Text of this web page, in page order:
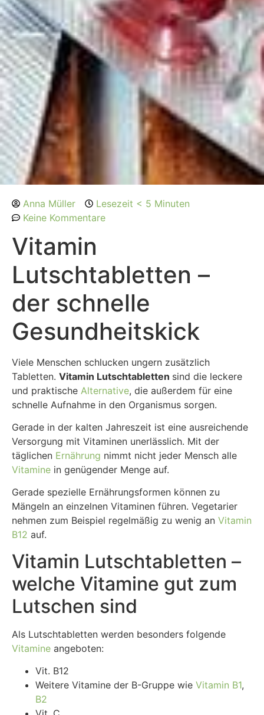
Anna Müller
Lesezeit < 5 Minuten
Keine Kommentare
Vitamin
Lutschtabletten –
der schnelle
Gesundheitskick
Viele Menschen schlucken ungern zusätzlich
Tabletten. Vitamin Lutschtabletten sind die leckere
und praktische Alternative, die außerdem für eine
schnelle Aufnahme in den Organismus sorgen.
Gerade in der kalten Jahreszeit ist eine ausreichende
Versorgung mit Vitaminen unerlässlich. Mit der
täglichen Ernährung nimmt nicht jeder Mensch alle
Vitamine in genügender Menge auf.
Gerade spezielle Ernährungsformen können zu
Mängeln an einzelnen Vitaminen führen. Vegetarier
nehmen zum Beispiel regelmäßig zu wenig an Vitamin
B12 auf.
Vitamin Lutschtabletten –
welche Vitamine gut zum
Lutschen sind
Als Lutschtabletten werden besonders folgende
Vitamine angeboten:
Vit. B12
Weitere Vitamine der B-Gruppe wie Vitamin B1,
B2